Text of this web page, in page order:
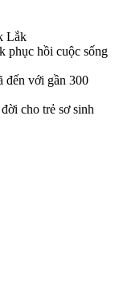
Lắk
phục hồi cuộc sống
đến với gần 300
cho trẻ sơ sinh